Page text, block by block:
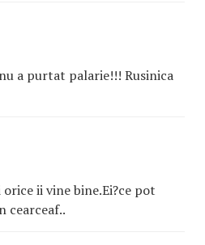
a purtat palarie!!! Rusinica
ii vine bine.Ei?ce pot
cearceaf..